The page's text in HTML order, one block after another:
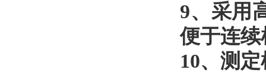
9、采用
便于连续
10、测